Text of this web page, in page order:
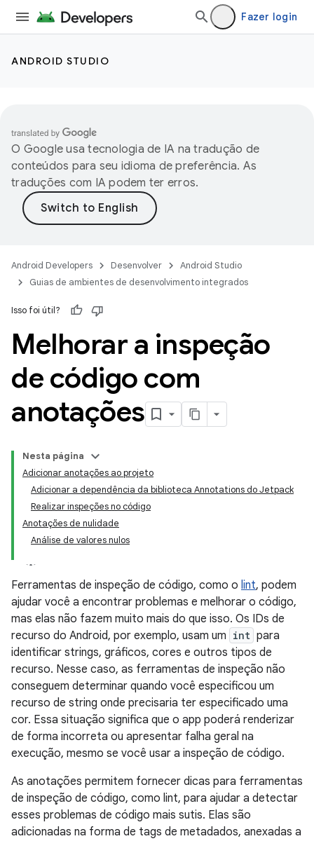
Fazer login
ANDROID STUDIO
O Google usa tecnologia de IA na tradução de
conteúdos para seu idioma de preferência. As
traduções com IA podem ter erros.
Android Developers Desenvolver
Android Studio
Guias de ambientes de desenvolvimento integrados
Isso foi útil?
Melhorar a inspeção
de código com
anotações
Nesta página
Adicionar anotações ao projeto
Adicionar a dependência da biblioteca Annotations do Jetpack
Realizar inspeções no código
Anotações de nulidade
Análise de valores nulos
Ferramentas de inspeção de código, como o lint, podem
ajudar você a encontrar problemas e melhorar o código,
mas elas não fazem muito mais do que isso. Os IDs de
recurso do Android, por exemplo, usam um int para
identificar strings, gráficos, cores e outros tipos de
recurso. Nesse caso, as ferramentas de inspeção não
conseguem determinar quando você especificou um
recurso de string onde precisaria ter especificado uma
cor. Essa situação significa que o app poderá renderizar
de forma incorreta ou apresentar falha geral na
execução, mesmo se você usar a inspeção de código.
As anotações permitem fornecer dicas para ferramentas
de inspeção de código, como lint, para ajudar a detectar
esses problemas de código mais sutis. Elas são
adicionadas na forma de tags de metadados, anexadas a